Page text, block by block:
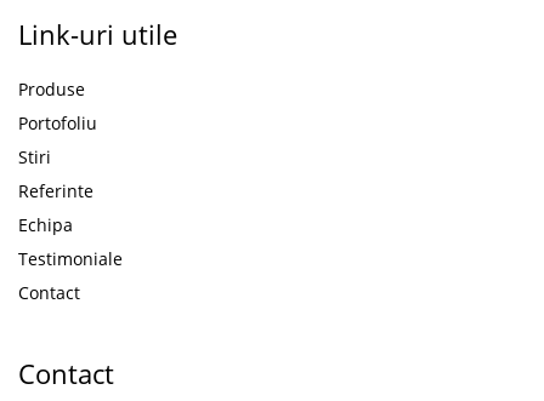
Link-uri utile
Produse
Portofoliu
Stiri
Referinte
Echipa
Testimoniale
Contact
Contact